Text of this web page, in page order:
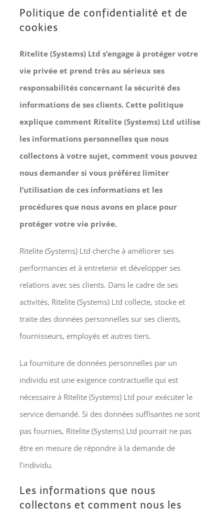
Politique de confidentialité et de
cookies
Ritelite (Systems) Ltd s’engage à protéger votre
vie privée et prend très au sérieux ses
responsabilités concernant la sécurité des
informations de ses clients. Cette politique
explique comment Ritelite (Systems) Ltd utilise
les informations personnelles que nous
collectons à votre sujet, comment vous pouvez
nous demander si vous préférez limiter
l’utilisation de ces informations et les
procédures que nous avons en place pour
protéger votre vie privée.
Ritelite (Systems) Ltd cherche à améliorer ses
performances et à entretenir et développer ses
relations avec ses clients. Dans le cadre de ses
activités, Ritelite (Systems) Ltd collecte, stocke et
traite des données personnelles sur ses clients,
fournisseurs, employés et autres tiers.
La fourniture de données personnelles par un
individu est une exigence contractuelle qui est
nécessaire à Ritelite (Systems) Ltd pour exécuter le
service demandé. Si des données suffisantes ne sont
pas fournies, Ritelite (Systems) Ltd pourrait ne pas
être en mesure de répondre à la demande de
l’individu.
Les informations que nous
collectons et comment nous les